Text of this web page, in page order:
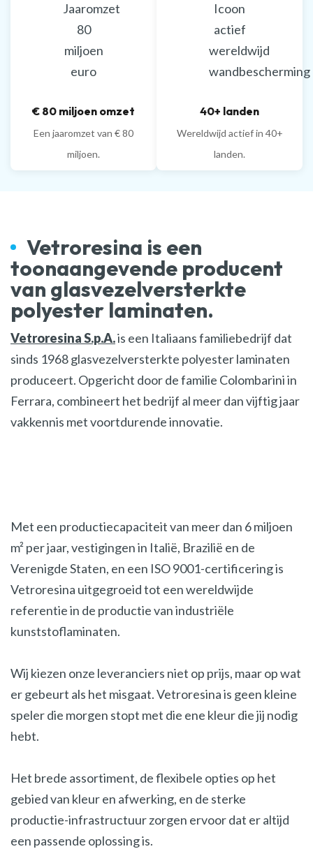
€ 80 miljoen omzet
Een jaaromzet van € 80
miljoen.
40+ landen
Wereldwijd actief in 40+
landen.
Vetroresina is een
toonaangevende producent
van glasvezelversterkte
polyester laminaten.
Vetroresina S.p.A.is een Italiaans familiebedrijf dat
sinds 1968 glasvezelversterkte polyester laminaten
produceert. Opgericht door de familie Colombarini in
Ferrara, combineert het bedrijf al meer dan vijftig jaar
vakkennis met voortdurende innovatie.
Met een productiecapaciteit van meer dan 6 miljoen
m² per jaar, vestigingen in Italië, Brazilië en de
Verenigde Staten, en een ISO 9001-certificering is
Vetroresina uitgegroeid tot een wereldwijde
referentie in de productie van industriële
kunststoflaminaten.
Wij kiezen onze leveranciers niet op prijs, maar op wat
er gebeurt als het misgaat. Vetroresina is geen kleine
speler die morgen stopt met die ene kleur die jij nodig
hebt.
Het brede assortiment, de flexibele opties op het
gebied van kleur en afwerking, en de sterke
productie-infrastructuur zorgen ervoor dat er altijd
een passende oplossing is.